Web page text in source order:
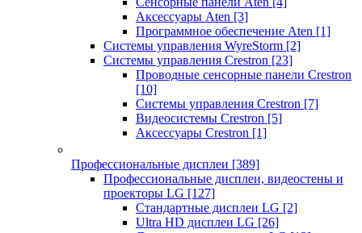
Аксессуары Aten [3]
Программное обеспечение Aten [1]
Системы управления WyreStorm [2]
Системы управления Crestron [23]
Проводные сенсорные панели Crestron
[10]
Системы управления Crestron [7]
Видеосистемы Crestron [5]
Аксессуары Crestron [1]
Профессиональные дисплеи [389]
Профессиональные дисплеи, видеостены и
проекторы LG [127]
Стандартные дисплеи LG [2]
Ultra HD дисплеи LG [26]